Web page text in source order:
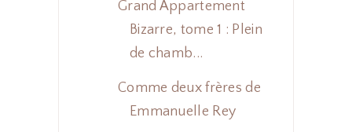
Grand Appartement
Bizarre, tome 1 : Plein
de chamb...
Comme deux frères de
Emmanuelle Rey